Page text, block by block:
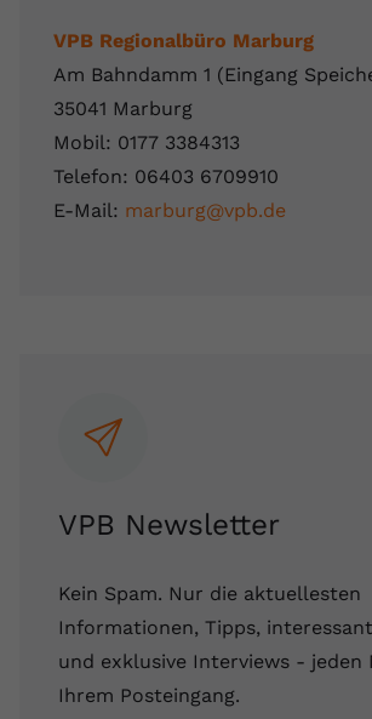
VPB Regionalbüro Marburg
Am Bahndamm 1 (Eingang
35041 Marburg
Mobil: 0177 3384313
Telefon: 06403 6709910
E-Mail: marburg@vpb.de
VPB Newsletter
Kein Spam. Nur die aktuellesten
Informationen, Tipps,
und exklusive Interviews - jeden
Ihrem Posteingang.